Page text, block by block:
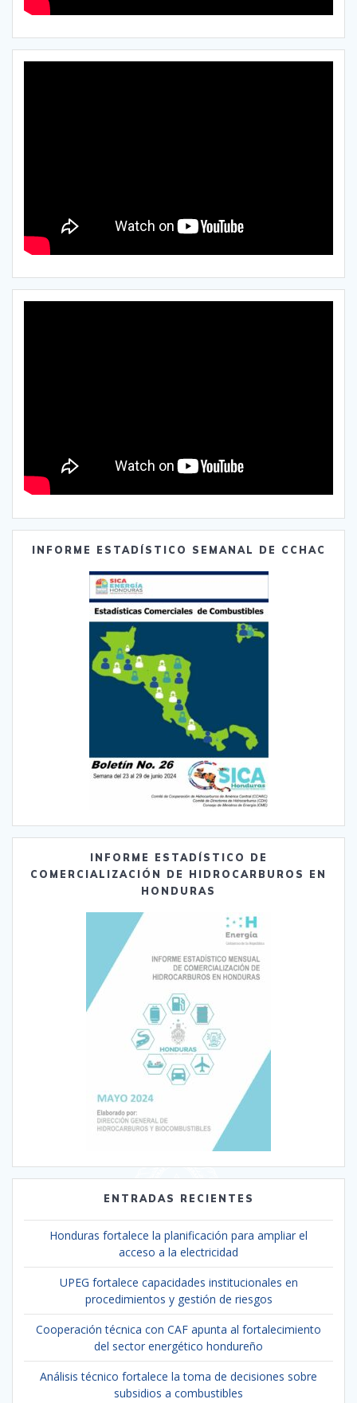
INFORME ESTADÍSTICO SEMANAL DE CCHAC
INFORME ESTADÍSTICO DE
COMERCIALIZACIÓN DE HIDROCARBUROS EN
HONDURAS
ENTRADAS RECIENTES
Honduras fortalece la planificación para ampliar el
acceso a la electricidad
UPEG fortalece capacidades institucionales en
procedimientos y gestión de riesgos
Cooperación técnica con CAF apunta al fortalecimiento
del sector energético hondureño
Análisis técnico fortalece la toma de decisiones sobre
subsidios a combustibles